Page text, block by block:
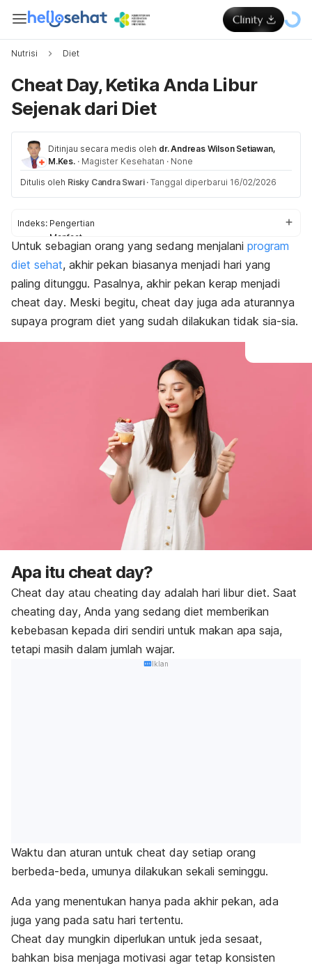
Nutrisi Diet
Cheat Day, Ketika Anda Libur
Sejenak dari Diet
Ditinjau secara medis oleh dr. Andreas Wilson Setiawan,
M.Kes. · Magister Kesehatan · None
Ditulis oleh Risky Candra Swari · Tanggal diperbarui 16/02/2026
Indeks: Pengertian
Manfaat
Kekeliruan
Aturan tepat
Untuk sebagian orang yang sedang menjalani program
diet sehat, akhir pekan biasanya menjadi hari yang
paling ditunggu. Pasalnya, akhir pekan kerap menjadi
cheat day. Meski begitu, cheat day juga ada aturannya
supaya program diet yang sudah dilakukan tidak sia-sia.
Apa itu cheat day?
Cheat day atau cheating day adalah hari libur diet. Saat
cheating day, Anda yang sedang diet memberikan
kebebasan kepada diri sendiri untuk makan apa saja,
tetapi masih dalam jumlah wajar.
Iklan
Waktu dan aturan untuk cheat day setiap orang
berbeda-beda, umunya dilakukan sekali seminggu.
Ada yang menentukan hanya pada akhir pekan, ada
juga yang pada satu hari tertentu.
Cheat day mungkin diperlukan untuk jeda sesaat,
bahkan bisa menjaga motivasi agar tetap konsisten